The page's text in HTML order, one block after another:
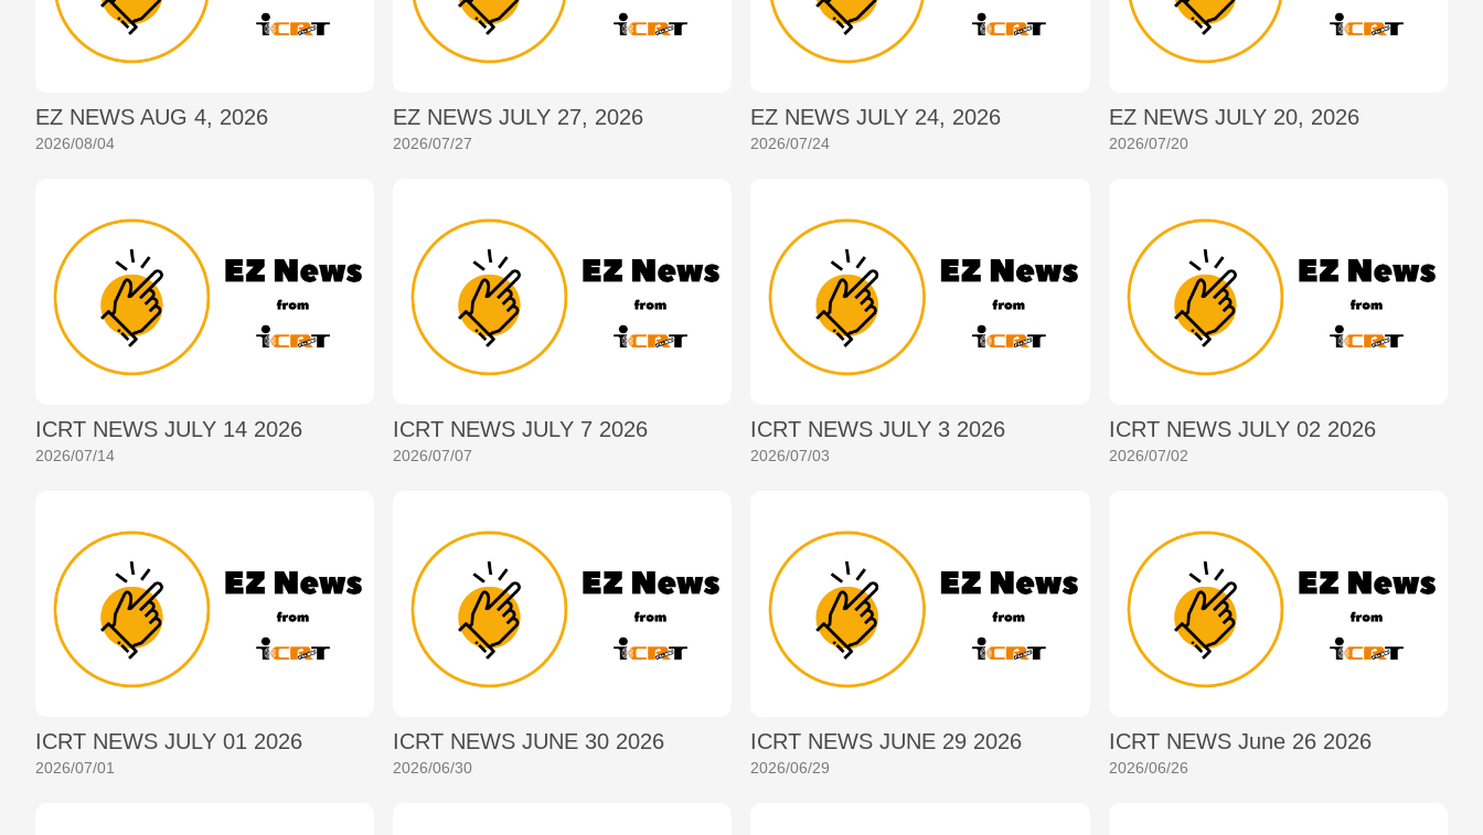
EZ NEWS AUG 4, 2026
2026/08/04
EZ NEWS JULY 27, 2026
2026/07/27
EZ NEWS JULY 24, 2026
2026/07/24
EZ NEWS JULY 20, 2026
2026/07/20
ICRT NEWS JULY 14 2026
2026/07/14
ICRT NEWS JULY 7 2026
2026/07/07
ICRT NEWS JULY 3 2026
2026/07/03
ICRT NEWS JULY 02 2026
2026/07/02
ICRT NEWS JULY 01 2026
2026/07/01
ICRT NEWS JUNE 30 2026
2026/06/30
ICRT NEWS JUNE 29 2026
2026/06/29
ICRT NEWS June 26 2026
2026/06/26